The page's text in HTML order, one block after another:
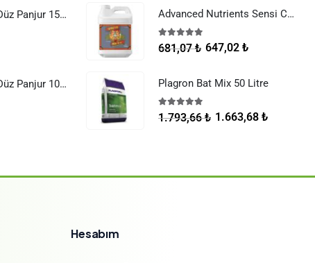
Raksan Smart Düz Panjur 150 mm Sinek Telli
Raksan Smart Düz Panjur 100 mm Sinek Telli
Advanced Nutrients Sensi Cal Mag Xtra 250 ml
5.00 5 üzerinden
681,07₺ 647,02 ₺
Plagron Bat Mix 50 Litre
5.00 5 üzerinden
1.793,66₺ 1.663,68 ₺
Hesabım